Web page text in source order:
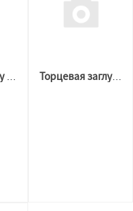
Профиль Flexy BORZZ FLY MINI (2м) Чёрный Торцевая заглушка 3D Flexy 3см